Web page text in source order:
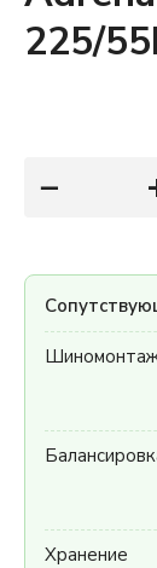
225/
−
Хранение